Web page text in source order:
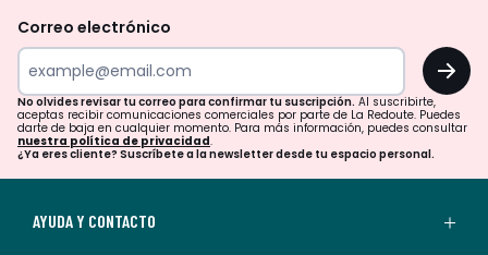
tu
para
confirmar
tu
suscripción.
Correo electrónico
OK
No olvides revisar tu correo para confirmar tu suscripción. Al suscribirte,
aceptas recibir comunicaciones comerciales por parte de La Redoute. Puedes
darte de baja en cualquier momento. Para más información, puedes consultar
nuestra política de privacidad.
¿Ya eres cliente? Suscríbete a la newsletter desde tu espacio personal.
AYUDA Y CONTACTO